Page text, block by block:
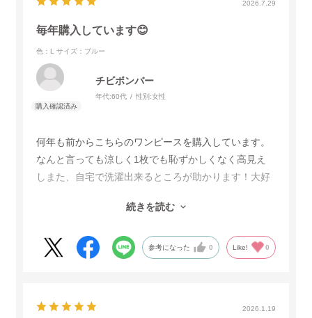
2026.7.29
毎年購入しています😊
色：L サイズ：ブルー
チビボンバー
年代:60代 性別:女性
何年も前からこちらのワンピースを購入しています。
なんと言っても涼しく1枚でも恥ずかしくなく高見え
しまた、自宅で洗濯出来るところが助かります！大好
が広がってきてきたので買い替え出来て大変嬉しいで
この様なワンピースをもっと販売して欲しいです。
続きを読む
参考になった 0 Like! 0
2026.1.19